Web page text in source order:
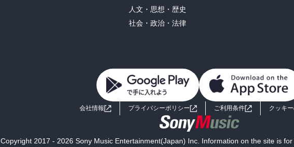
人文・思想・歴史
社会・政治・法律
会社情報 プライバシーポリシー ご利用条件 クッキ
Copyright 2017 - 2026 Sony Music Entertainment(Japan) Inc. Information on the site is